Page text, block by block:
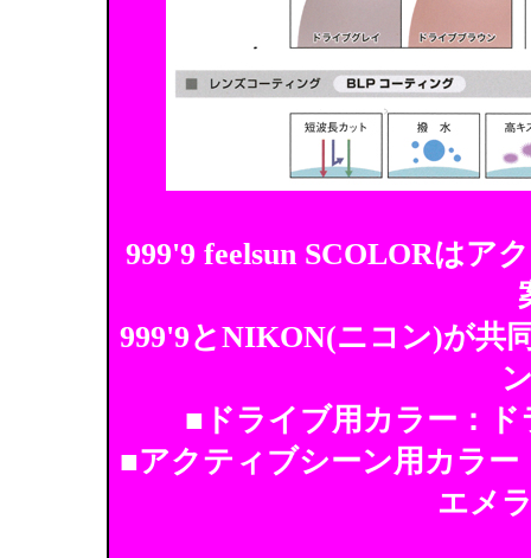
999'9 feelsun SCOLORはア
999'9とNIKON(ニコン)が共
■ドライブ用カラー：
■アクティブシーン用カラ
エメ